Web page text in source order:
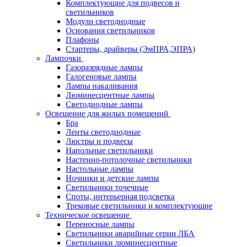
Комплектующие для подвесов и
светильников
Модули светодиодные
Основания светильников
Плафоны
Стартеры, драйверы (ЭмПРА,ЭПРА)
Лампочки
Газоразрядные лампы
Галогеновые лампы
Лампы накаливания
Люминесцентные лампы
Светодиодные лампы
Освещение для жилых помещений
Бра
Ленты светодиодные
Люстры и подвесы
Напольные светильники
Настенно-потолочные светильники
Настольные лампы
Ночники и детские лампы
Светильники точечные
Споты, интерьерная подсветка
Трековые светильники и комплектующие
Техническое освещение
Переносные лампы
Светильники аварийные серии ЛБА
Светильники люминесцентные